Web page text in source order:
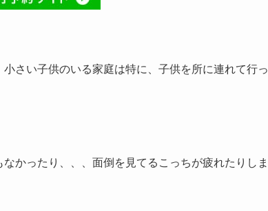
さい子供のいる家庭は特に、子供を所に連れて行っ
かったり、、、面倒を見てるこっちが疲れたりしま